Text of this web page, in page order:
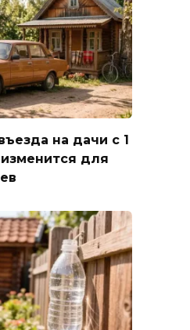
на дачи с 1
для